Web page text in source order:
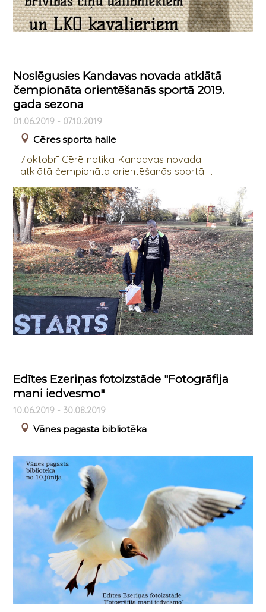
Noslēgusies Kandavas novada atklātā
čempionāta orientēšanās sportā 2019.
gada sezona
01.06.2019 - 07.10.2019
Cēres sporta halle
7.oktobrī Cērē notika Kandavas novada
atklātā čempionāta orientēšanās sportā ...
Edītes Ezeriņas fotoizstāde "Fotogrāfija
mani iedvesmo"
10.06.2019 - 30.08.2019
Vānes pagasta bibliotēka